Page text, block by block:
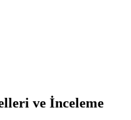
ve İnceleme